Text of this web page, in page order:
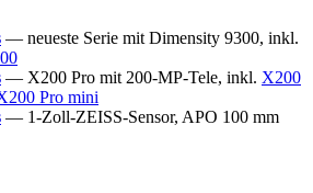
— neueste Serie mit Dimensity 9300, inkl.
— X200 Pro mit 200-MP-Tele, inkl. X200
Pro mini
— 1-Zoll-ZEISS-Sensor, APO 100 mm